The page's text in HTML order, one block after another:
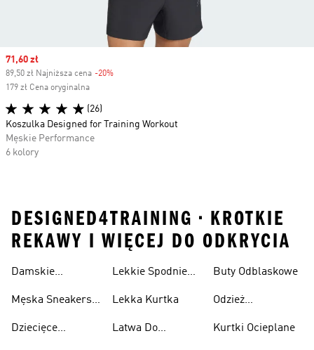
Sale price
71,60 zł
89,50 zł Najniższa cena -20%
179 zł Cena oryginalna
(26)
Koszulka Designed for Training Workout
Męskie Performance
6 kolory
DESIGNED4TRAINING • KROTKIE
REKAWY I WIĘCEJ DO ODKRYCIA
Damskie
Przewiewne
Męska Sneakersy
Dziecięce
Lekkie Spodnie
Lekka Kurtka
Latwa Do
Buty Odblaskowe
Odzież
Kurtki Ocieplane